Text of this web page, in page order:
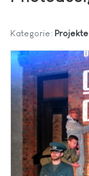
Kategorie: